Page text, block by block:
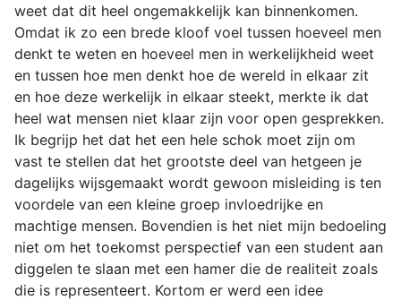
weet dat dit heel ongemakkelijk kan binnenkomen.
Omdat ik zo een brede kloof voel tussen hoeveel men
denkt te weten en hoeveel men in werkelijkheid weet
en tussen hoe men denkt hoe de wereld in elkaar zit
en hoe deze werkelijk in elkaar steekt, merkte ik dat
heel wat mensen niet klaar zijn voor open gesprekken.
Ik begrijp het dat het een hele schok moet zijn om
vast te stellen dat het grootste deel van hetgeen je
dagelijks wijsgemaakt wordt gewoon misleiding is ten
voordele van een kleine groep invloedrijke en
machtige mensen. Bovendien is het niet mijn bedoeling
niet om het toekomst perspectief van een student aan
diggelen te slaan met een hamer die de realiteit zoals
die is representeert. Kortom er werd een idee